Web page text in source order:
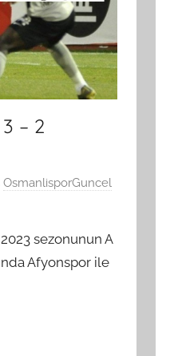
– 2
OsmanlisporGuncel
sezonunun A
Afyonspor ile